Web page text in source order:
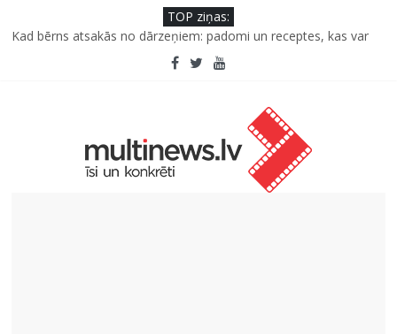
TOP ziņas:
Kad bērns atsakās no dārzeņiem: padomi un receptes, kas var
Deigeļu pāris izdod otro singlu “Plkst. 3.00” no topošā albuma
Septiņas profesijas, kas izturēs mākslīgā intelekta laikmetu
Kāpēc padomju militāro mantojumu ir svarīgi izprast arī šodien
un kā to palīdz paveikt papildinātā realitāte